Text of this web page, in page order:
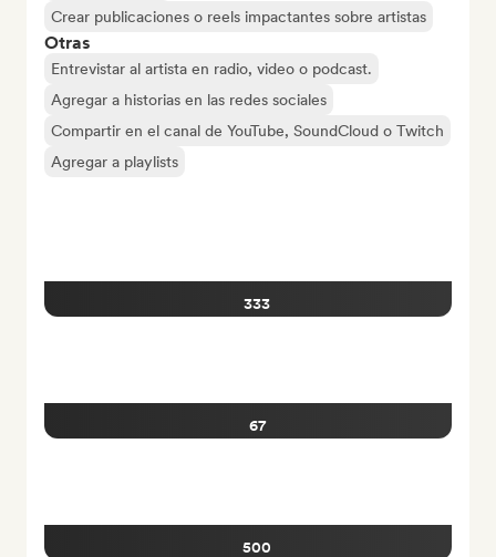
Crear publicaciones o reels impactantes sobre artistas
Otras
Entrevistar al artista en radio, video o podcast.
Agregar a historias en las redes sociales
Compartir en el canal de YouTube, SoundCloud o Twitch
Agregar a playlists
333
67
500